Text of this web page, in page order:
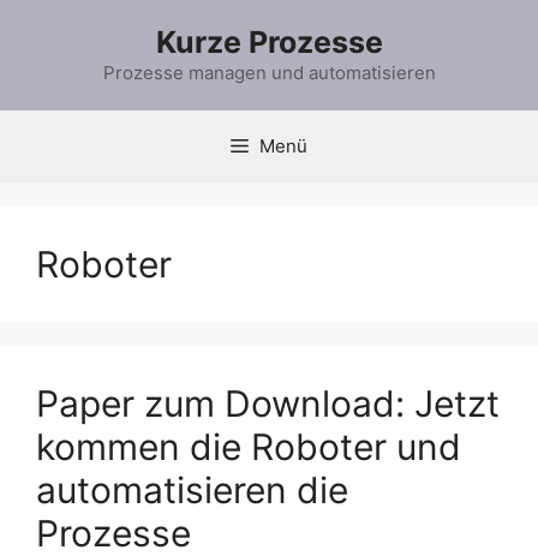
Kurze Prozesse
Prozesse managen und automatisieren
Menü
Roboter
Paper zum Download: Jetzt
kommen die Roboter und
automatisieren die
Prozesse